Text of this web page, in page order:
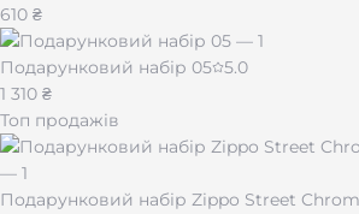
610 ₴
Подарунковий набір 05 5.0
1 310 ₴
Топ продажів
Подарунковий набір Zippo Street